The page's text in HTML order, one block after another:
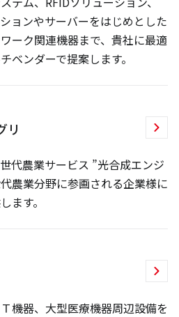
ョンやサーバーをはじめとした
ーク関連機器まで、貴社に最適
ベンダーで提案します。
リ
代農業サービス ”光合成エンジ
農業分野に参画される企業様に
ます。
機器、大型医療機器周辺設備を